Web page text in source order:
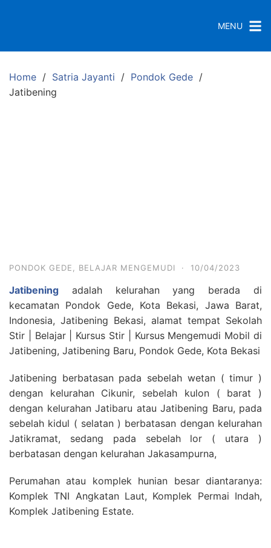
p
MENU
Home Satria Jayanti
Pondok Gede
Jatibening
PONDOK GEDE BELAJAR MENGEMUDI · 10/04/2023
Jatibening adalah kelurahan yang berada di
kecamatan Pondok Gede, Kota Bekasi, Jawa Barat,
Indonesia, Jatibening Bekasi, alamat tempat Sekolah
Stir | Belajar | Kursus Stir | Kursus Mengemudi Mobil di
Jatibening, Jatibening Baru, Pondok Gede, Kota Bekasi
Jatibening berbatasan pada sebelah wetan ( timur )
dengan kelurahan Cikunir, sebelah kulon ( barat )
dengan kelurahan Jatibaru atau Jatibening Baru, pada
sebelah kidul ( selatan ) berbatasan dengan kelurahan
Jatikramat, sedang pada sebelah lor ( utara )
berbatasan dengan kelurahan Jakasampurna,
Perumahan atau komplek hunian besar diantaranya:
Komplek TNI Angkatan Laut, Komplek Permai Indah,
Komplek Jatibening Estate.